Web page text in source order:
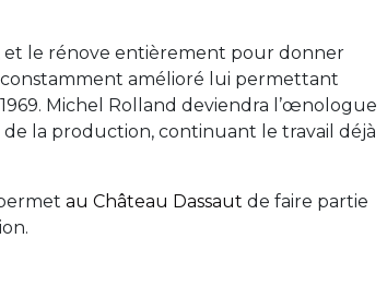
et le rénove entièrement pour donner
constamment amélioré lui permettant
Michel Rolland deviendra l’œnologue
la production, continuant le travail déjà
au Château Dassaut de faire partie